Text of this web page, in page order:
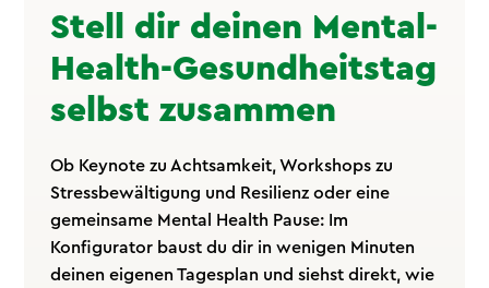
Stell dir deinen Mental-
Health-Gesundheitstag
selbst zusammen
Ob Keynote zu Achtsamkeit, Workshops zu
Stressbewältigung und Resilienz oder eine
gemeinsame Mental Health Pause: Im
Konfigurator baust du dir in wenigen Minuten
deinen eigenen Tagesplan und siehst direkt, wie